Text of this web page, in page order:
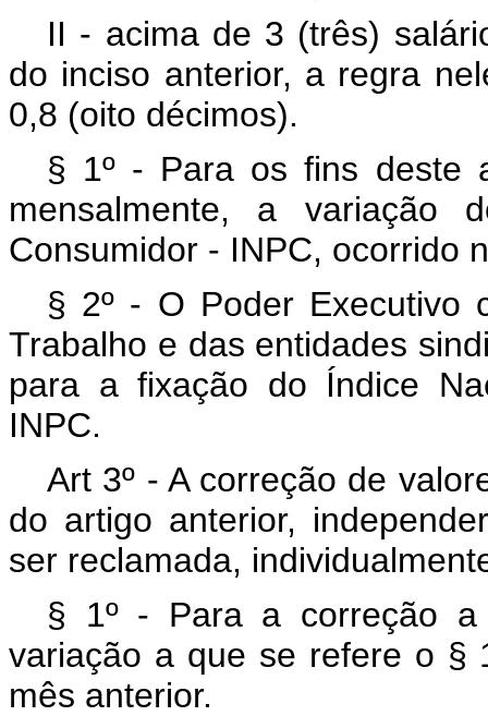
II - acima de 3 (três)
do inciso anterior, a regra
0,8 (oito décimos).
§ 1º - Para os fins deste
mensalmente, a variação
Consumidor - INPC, ocorrido
§ 2º - O Poder Executivo
Trabalho e das entidades
para a fixação do Índice
INPC.
Art 3º - A correção de
do artigo anterior,
ser reclamada,
§ 1º - Para a correção
variação a que se refere o §
mês anterior.